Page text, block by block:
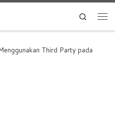
Search
Third Party pada